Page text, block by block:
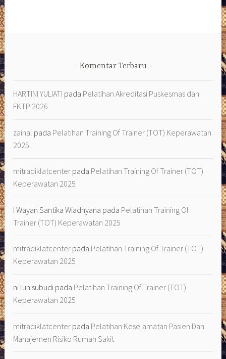
Komentar Terbaru
HARTINI YULIATI pada Pelatihan Akreditasi Puskesmas dan
FKTP 2026
zainal pada Pelatihan Training Of Trainer (TOT) Keperawatan
2025
mitradiklatcenter pada Pelatihan Training Of Trainer (TOT)
Keperawatan 2025
I Wayan Santika Wiadnyana pada Pelatihan Training Of
Trainer (TOT) Keperawatan 2025
mitradiklatcenter pada Pelatihan Training Of Trainer (TOT)
Keperawatan 2025
ni luh subudi pada Pelatihan Training Of Trainer (TOT)
Keperawatan 2025
mitradiklatcenter pada Pelatihan Keselamatan Pasien Dan
Manajemen Risiko Rumah Sakit